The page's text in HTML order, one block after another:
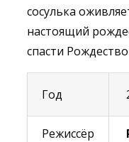
сосулька
настоящий
спасти
Год
Режиссёр